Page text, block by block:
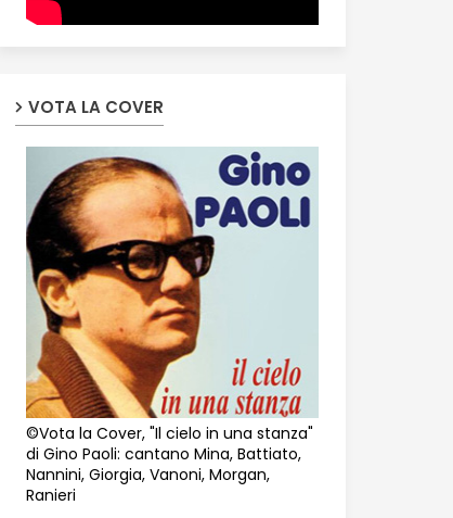
VOTA LA COVER
©Vota la Cover, "Il cielo in una stanza"
di Gino Paoli: cantano Mina, Battiato,
Nannini, Giorgia, Vanoni, Morgan,
Ranieri